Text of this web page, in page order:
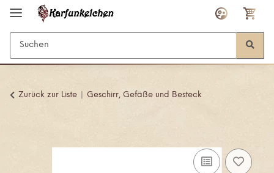
Zurück zur Liste Geschirr, Gefäße und Besteck